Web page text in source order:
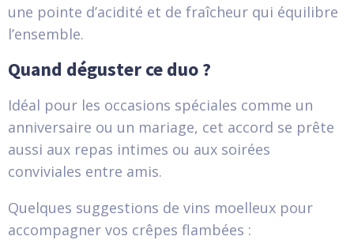
une pointe d’acidité et de fraîcheur qui équilibre
l’ensemble.
Quand déguster ce duo ?
Idéal pour les occasions spéciales comme un
anniversaire ou un mariage, cet accord se prête
aussi aux repas intimes ou aux soirées
conviviales entre amis.
Quelques suggestions de vins moelleux pour
accompagner vos crêpes flambées :